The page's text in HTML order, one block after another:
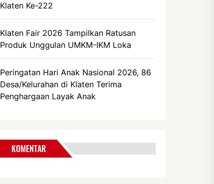
Klaten Ke-222
Klaten Fair 2026 Tampilkan Ratusan
Produk Unggulan UMKM-IKM Loka
Peringatan Hari Anak Nasional 2026, 86
Desa/Kelurahan di Klaten Terima
Penghargaan Layak Anak
KOMENTAR